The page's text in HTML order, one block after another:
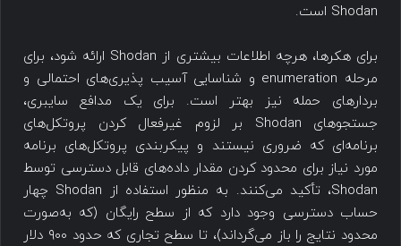
Shodan است.
برای هکرها، هرچه اطلاعات بیشتری از Shodan ارائه شود، برای
مرحله enumeration و شناسایی آسیب پذیری‌های احتمالی و
بردارهای حمله نیز بهتر است. برای یک مدافع سایبری،
جستجوهای Shodan بر لزوم غیرفعال کردن پروتکل‌های
برنامه‌ای که ضروری نیستند و پیکربندی پروتکل‌های برنامه
مورد نیاز برای محدود کردن مقدار داده‌های قابل دسترسی توسط
Shodan، تأکید می‌کنند. به منظور استفاده از Shodan چهار
حساب دسترسی وجود دارد که از سطح رایگان (که به‌صورت
محدود نتایج را باز می‌گرداند)، تا سطح تجاری که حدود ۹۰۰ دلار